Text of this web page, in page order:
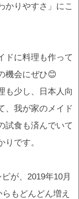
かりやすさ」にこ
ドに料理も作って
機会にぜひ😊
も少し、日本人向
、我が家のメイド
試食も済んでいて
です。
が、2019年10月
もどんどん増え